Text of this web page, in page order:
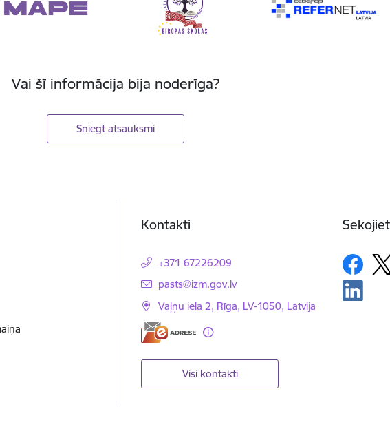
Vai šī informācija bija noderīga?
Sniegt atsauksmi
Kontakti
+371 67226209
E-pasts:
pasts@izm.gov.lv
Vaļņu iela 2, Rīga, LV-1050, Latvija
Visi kontakti